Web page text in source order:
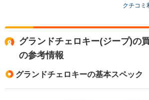
クチコミ
グランドチェロキー(ジープ)の
の参考情報
グランドチェロキーの基本スペック